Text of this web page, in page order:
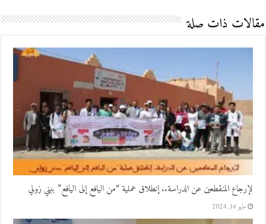
مقالات ذات صلة
لإرجاع المنقطعين عن الدراسة.. إنطلاق عملية “من اليافع إلى اليافع” ببني زولي
مايو 16, 2024